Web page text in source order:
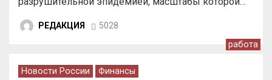
РЕДАКЦИЯ 5028
работа
Новости России Финансы